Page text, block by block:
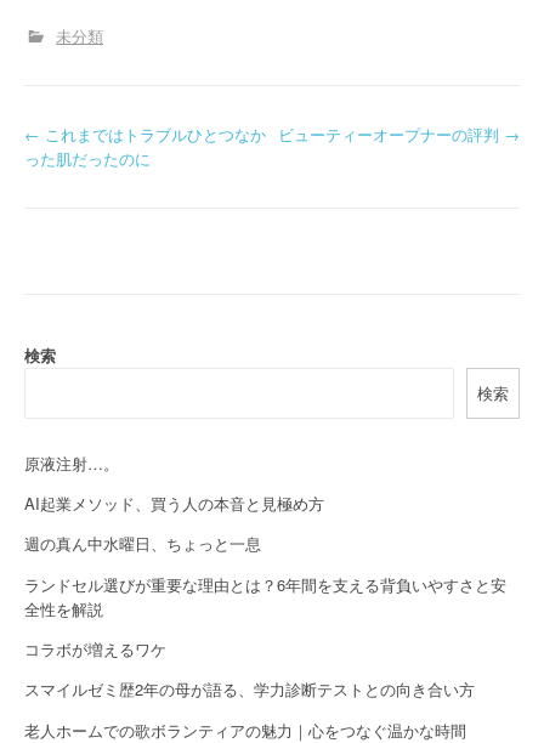
未分類
P
a
i
g
a
t
i
o
n
← これまではトラブルひとつなか
った肌だったのに
ビューティーオープナーの評判 →
検索
検索
原液注射…。
AI起業メソッド、買う人の本音と見極め方
週の真ん中水曜日、ちょっと一息
ランドセル選びが重要な理由とは？6年間を支える背負いやすさと安
全性を解説
コラボが増えるワケ
スマイルゼミ歴2年の母が語る、学力診断テストとの向き合い方
老人ホームでの歌ボランティアの魅力｜心をつなぐ温かな時間